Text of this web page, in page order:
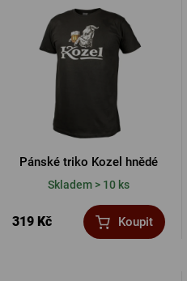
Pánské triko Kozel hnědé
Skladem > 10 ks
319 Kč Koupit